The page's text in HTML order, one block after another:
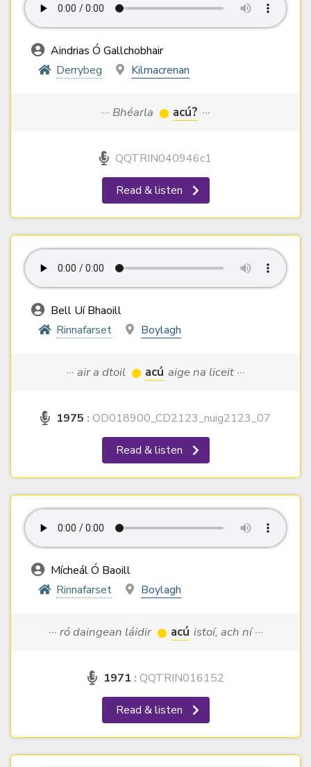
Aindrias Ó Gallchobhair
Derrybeg
Kilmacrenan
··· Bhéarla acú? ···
QQTRIN040946c1
Read & listen
Bell Uí Bhaoill
Rinnafarset
Boylagh
··· air a dtoil acú aige na liceit ···
1975 : OD018900_CD2123_nuig2123_07
Read & listen
Mícheál Ó Baoill
Rinnafarset
Boylagh
··· ró daingean láidir acú istoí, ach ní ···
1971 : QQTRIN016152
Read & listen